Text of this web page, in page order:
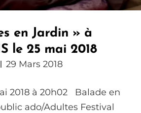
en Jardin » à
le 25 mai 2018
29 Mars 2018
2018 à 20h02 Balade en
ado/Adultes Festival